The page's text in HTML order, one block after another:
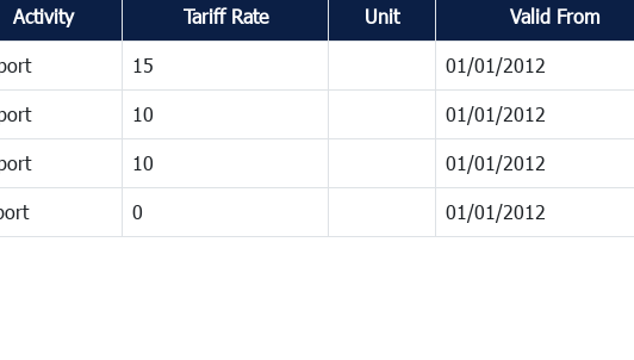
Activity Tariff Rate Unit Valid From
15 01/01/2012
10 01/01/2012
10 01/01/2012
0 01/01/2012